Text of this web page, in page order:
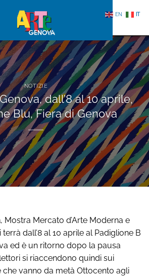
NOTIZIE
dall’8 al 10 aprile,
Blu, Fiera di Genova
, Mostra Mercato d’Arte Moderna e
dall’8 al 10 aprile al Padiglione B
ed è un ritorno dopo la pausa
si riaccendono quindi sui
che vanno da metà Ottocento agli
EN IT